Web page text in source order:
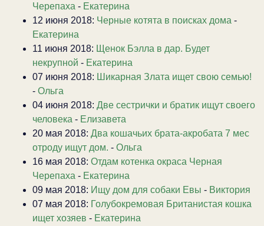
Черепаха - Екатерина
12 июня 2018: Черные котята в поисках дома -
Екатерина
11 июня 2018: Щенок Бэлла в дар. Будет
некрупной - Екатерина
07 июня 2018: Шикарная Злата ищет свою семью!
- Ольга
04 июня 2018: Две сестрички и братик ищут своего
человека - Елизавета
20 мая 2018: Два кошачьих брата-акробата 7 мес
отроду ищут дом. - Ольга
16 мая 2018: Отдам котенка окраса Черная
Черепаха - Екатерина
09 мая 2018: Ищу дом для собаки Евы - Виктория
07 мая 2018: Голубокремовая Британистая кошка
ищет хозяев - Екатерина